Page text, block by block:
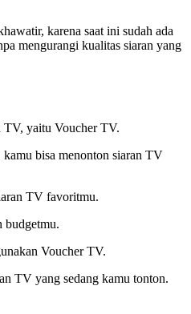
karena saat ini sudah ada
mengurangi kualitas siaran yang
TV, yaitu Voucher TV.
bisa menonton siaran TV
TV favoritmu.
budgetmu.
Voucher TV.
TV yang sedang kamu tonton.